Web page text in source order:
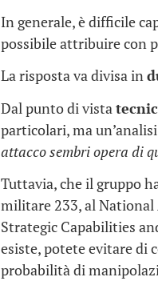
In generale, è difficile
possibile attribuire con
La risposta va divisa in
Dal punto di vista
particolari, ma
attacco sembri opera di
Tuttavia, che il gruppo
militare 233, al National
Strategic Capabilities
esiste, potete evitare di
probabilità di